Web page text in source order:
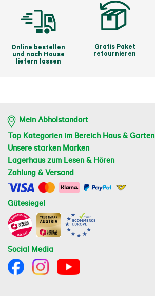
Online bestellen
und nach Hause
liefern lassen
Gratis Paket
retournieren
Mein Abholstandort
Top Kategorien im Bereich Haus & Garten
Unsere starken Marken
Lagerhaus zum Lesen & Hören
Zahlung & Versand
Gütesiegel
Social Media